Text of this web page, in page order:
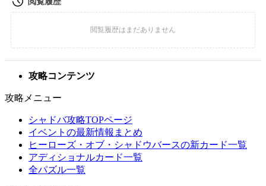
攻略コンテンツ
攻略メニュー
シャドバ攻略TOPページ
イベントの最新情報まとめ
ヒーローズ・オブ・シャドウバースの新カード一覧
アディショナルカード一覧
全パズル一覧